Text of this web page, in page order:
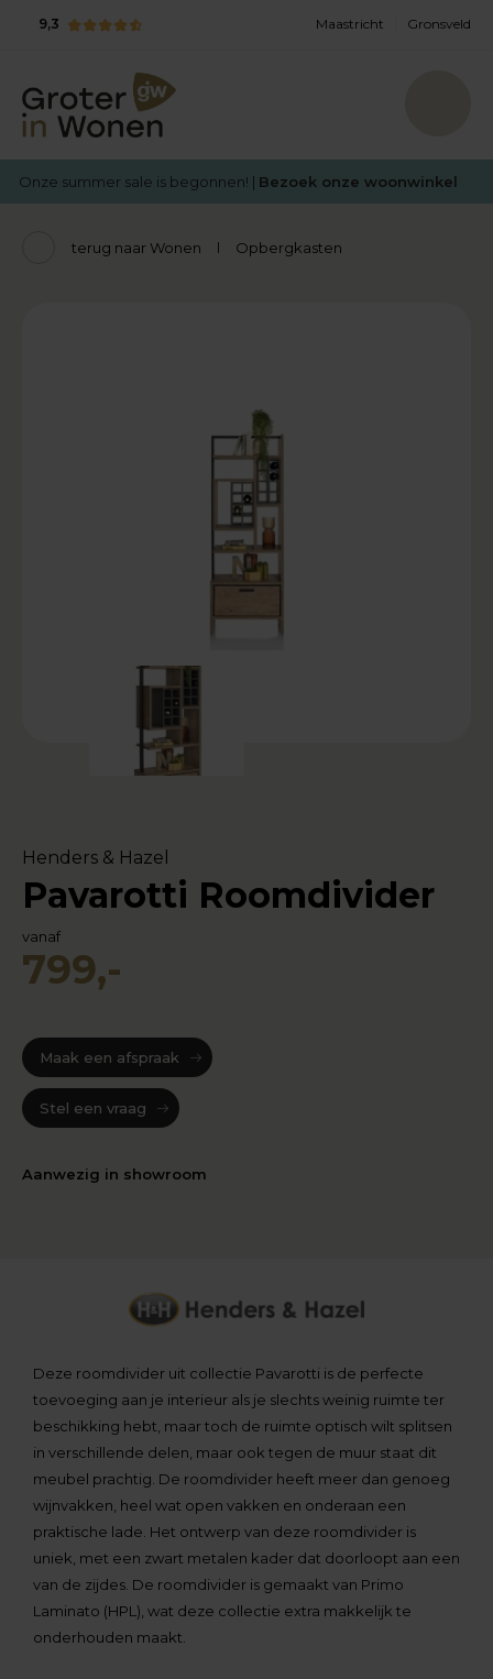
9,3 Maastricht Gronsveld
Onze summer sale is begonnen! | Bezoek onze woonwinkel
terug naar Wonen Opbergkasten
Henders & Hazel
Pavarotti Roomdivider
vanaf
799,-
Maak een afspraak
Stel een vraag
Aanwezig in showroom
Deze roomdivider uit collectie Pavarotti is de perfecte
toevoeging aan je interieur als je slechts weinig ruimte ter
beschikking hebt, maar toch de ruimte optisch wilt splitsen
in verschillende delen, maar ook tegen de muur staat dit
meubel prachtig. De roomdivider heeft meer dan genoeg
wijnvakken, heel wat open vakken en onderaan een
praktische lade. Het ontwerp van deze roomdivider is
uniek, met een zwart metalen kader dat doorloopt aan een
van de zijdes. De roomdivider is gemaakt van Primo
Laminato (HPL), wat deze collectie extra makkelijk te
onderhouden maakt.